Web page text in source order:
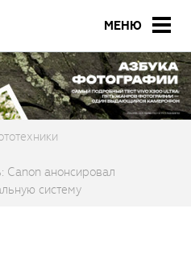
МЕНЮ
Canon анонсировал
систему